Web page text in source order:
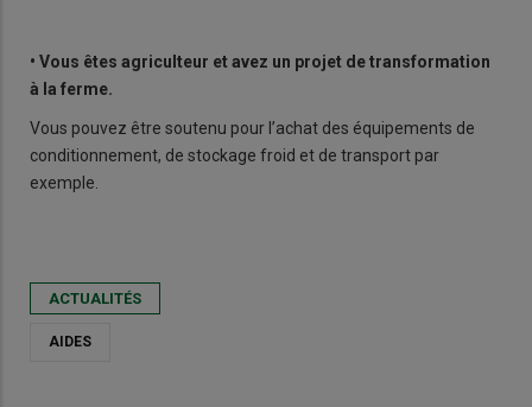
• Vous êtes agriculteur et avez un projet de transformation
à la ferme.
Vous pouvez être soutenu pour l’achat des équipements de
conditionnement, de stockage froid et de transport par
exemple.
ACTUALITÉS
AIDES